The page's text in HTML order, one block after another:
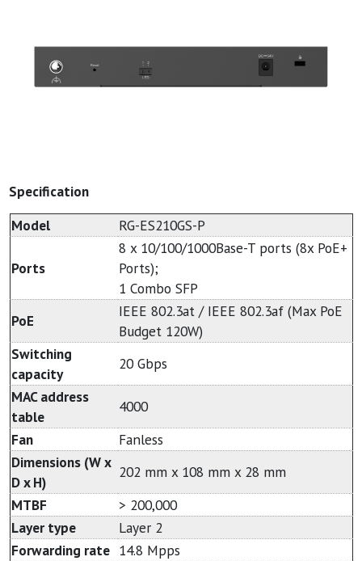
Specification
Model
RG-ES210GS-P
Ports
8 x 10/100/1000Base-T ports (8x PoE+
Ports);
1 Combo SFP
PoE
IEEE 802.3at / IEEE 802.3af (Max PoE
Budget 120W)
Switching
capacity
20 Gbps
MAC address
table
4000
Fan
Fanless
Dimensions (W x
D x H)
202 mm x 108 mm x 28 mm
MTBF
> 200,000
Layer type
Layer 2
Forwarding rate 14.8 Mpps